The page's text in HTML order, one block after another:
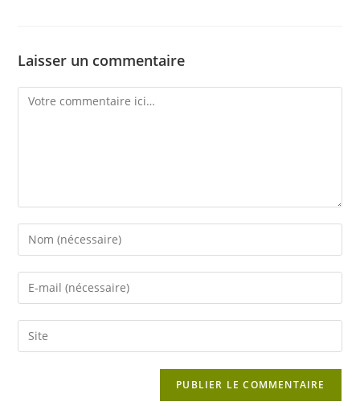
Laisser un commentaire